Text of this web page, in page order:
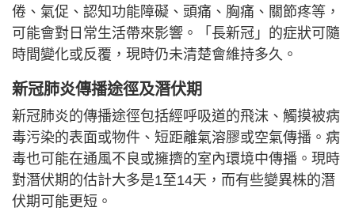
倦、氣促、認知功能障礙、頭痛、胸痛、關節疼等，
可能會對日常生活帶來影響。「長新冠」的症狀可隨
時間變化或反覆，現時仍未清楚會維持多久。
新冠肺炎傳播途徑及潛伏期
新冠肺炎的傳播途徑包括經呼吸道的飛沫、觸摸被病
毒污染的表面或物件、短距離氣溶膠或空氣傳播。病
毒也可能在通風不良或擁擠的室內環境中傳播。現時
對潛伏期的估計大多是1至14天，而有些變異株的潛
伏期可能更短。